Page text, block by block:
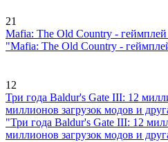
21
Mafia: The Old Country -
"Mafia: The Old Country -
12
Три года Baldur's Gate III: 12
миллионов загрузок модов и
"Три года Baldur's Gate III: 12
миллионов загрузок модов и